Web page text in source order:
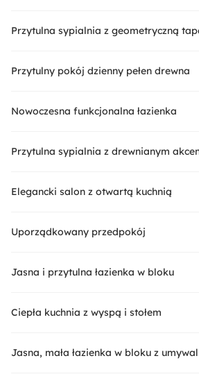
Przytulna sypialnia z geometryczną
Przytulny pokój dzienny pełen drewna
Nowoczesna funkcjonalna łazienka
Przytulna sypialnia z drewnianym
Elegancki salon z otwartą kuchnią
Uporządkowany przedpokój
Jasna i przytulna łazienka w bloku
Ciepła kuchnia z wyspą i stołem
Jasna, mała łazienka w bloku z